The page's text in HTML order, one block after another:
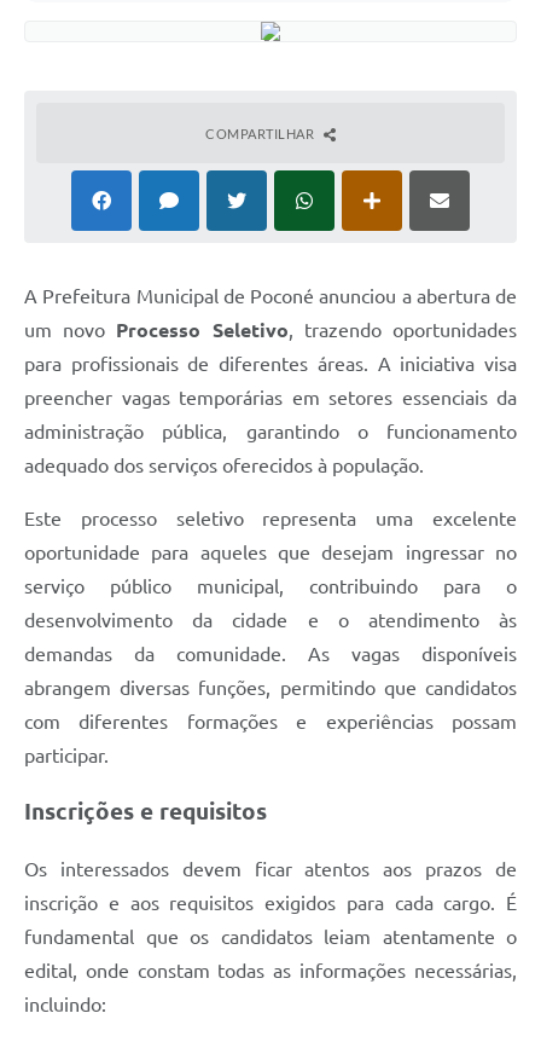
COMPARTILHAR
A Prefeitura Municipal de Poconé anunciou a abertura de
um novo Processo Seletivo, trazendo oportunidades
para profissionais de diferentes áreas. A iniciativa visa
preencher vagas temporárias em setores essenciais da
administração pública, garantindo o funcionamento
adequado dos serviços oferecidos à população.
Este processo seletivo representa uma excelente
oportunidade para aqueles que desejam ingressar no
serviço público municipal, contribuindo para o
desenvolvimento da cidade e o atendimento às
demandas da comunidade. As vagas disponíveis
abrangem diversas funções, permitindo que candidatos
com diferentes formações e experiências possam
participar.
Inscrições e requisitos
Os interessados devem ficar atentos aos prazos de
inscrição e aos requisitos exigidos para cada cargo. É
fundamental que os candidatos leiam atentamente o
edital, onde constam todas as informações necessárias,
incluindo: